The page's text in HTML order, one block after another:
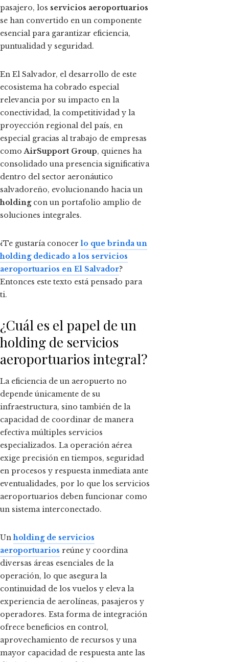
pasajero, los servicios aeroportuarios
se han convertido en un componente
esencial para garantizar eficiencia,
puntualidad y seguridad.
En El Salvador, el desarrollo de este
ecosistema ha cobrado especial
relevancia por su impacto en la
conectividad, la competitividad y la
proyección regional del país, en
especial gracias al trabajo de empresas
comoAirSupport Group, quienes ha
consolidado una presencia significativa
dentro del sector aeronáutico
salvadoreño, evolucionando hacia un
holding con un portafolio amplio de
soluciones integrales.
¿Te gustaría conocerlo que brinda un
holding dedicado a los servicios
aeroportuarios en El Salvador?
Entonces este texto está pensado para
ti.
¿Cuál es el papel de un
holding de servicios
aeroportuarios integral?
La eficiencia de un aeropuerto no
depende únicamente de su
infraestructura, sino también de la
capacidad de coordinar de manera
efectiva múltiples servicios
especializados. La operación aérea
exige precisión en tiempos, seguridad
en procesos y respuesta inmediata ante
eventualidades, por lo que los servicios
aeroportuarios deben funcionar como
un sistema interconectado.
Unholding de servicios
aeroportuarios reúne y coordina
diversas áreas esenciales de la
operación, lo que asegura la
continuidad de los vuelos y eleva la
experiencia de aerolíneas, pasajeros y
operadores. Esta forma de integración
ofrece beneficios en control,
aprovechamiento de recursos y una
mayor capacidad de respuesta ante las